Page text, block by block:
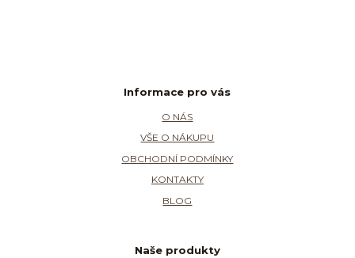
Informace pro vás
O NÁS
VŠE O NÁKUPU
OBCHODNÍ PODMÍNKY
KONTAKTY
BLOG
Naše produkty